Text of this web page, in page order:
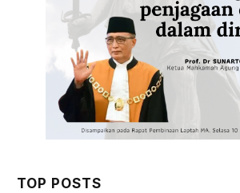
TOP POSTS